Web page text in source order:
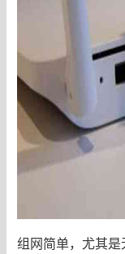
组网简单，尤其